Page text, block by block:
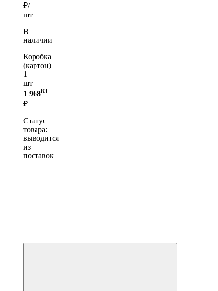
₽/
шт
В
наличии
Коробка
(картон)
1
шт —
1 96883
₽
Статус
товара:
выводится
из
поставок